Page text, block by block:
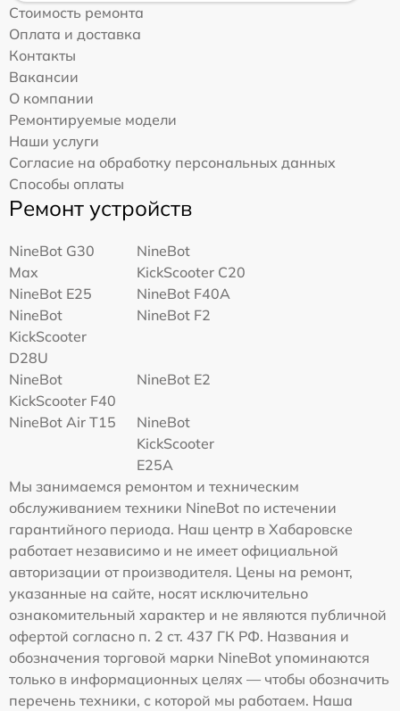
Стоимость ремонта
Оплата и доставка
Контакты
Вакансии
О компании
Ремонтируемые модели
Наши услуги
Согласие на обработку персональных данных
Способы оплаты
Ремонт устройств
NineBot G30
Max
NineBot
KickScooter C20
NineBot E25
NineBot F40A
NineBot
KickScooter
D28U
NineBot F2
NineBot
KickScooter F40
NineBot E2
NineBot Air T15
NineBot
KickScooter
E25A
Мы занимаемся ремонтом и техническим
обслуживанием техники NineBot по истечении
гарантийного периода. Наш центр в Хабаровске
работает независимо и не имеет официальной
авторизации от производителя. Цены на ремонт,
указанные на сайте, носят исключительно
ознакомительный характер и не являются публичной
офертой согласно п. 2 ст. 437 ГК РФ. Названия и
обозначения торговой марки NineBot упоминаются
только в информационных целях — чтобы обозначить
перечень техники, с которой мы работаем. Наша